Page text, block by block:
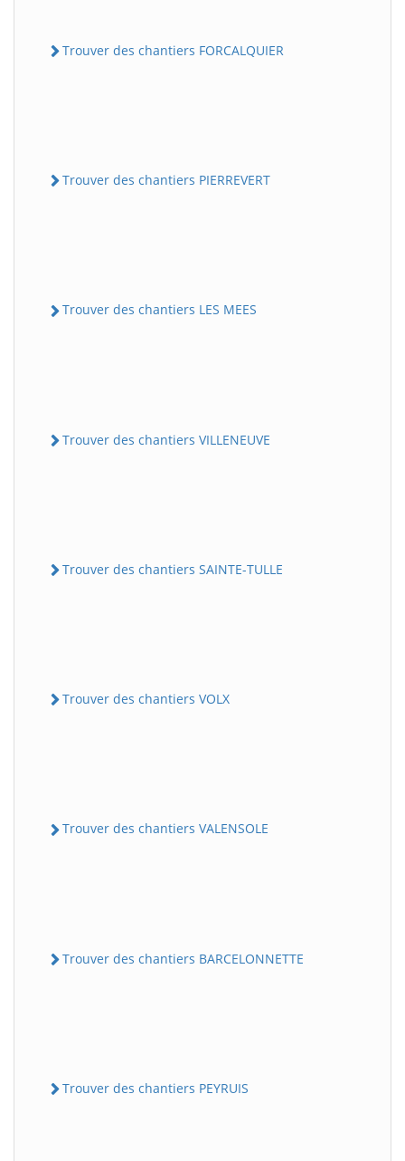
Trouver des chantiers FORCALQUIER
Trouver des chantiers PIERREVERT
Trouver des chantiers LES MEES
Trouver des chantiers VILLENEUVE
Trouver des chantiers SAINTE-TULLE
Trouver des chantiers VOLX
Trouver des chantiers VALENSOLE
Trouver des chantiers BARCELONNETTE
Trouver des chantiers PEYRUIS